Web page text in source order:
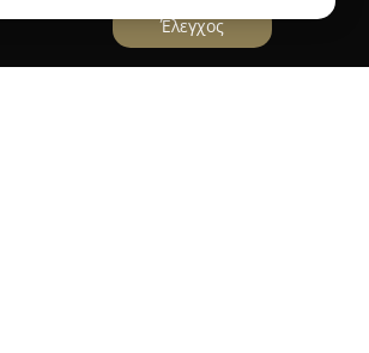
Έλεγχος